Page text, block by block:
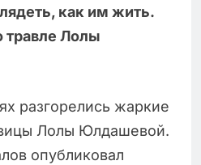
как им жить.
травле Лолы
разгорелись жаркие
Лолы Юлдашевой.
опубликовал